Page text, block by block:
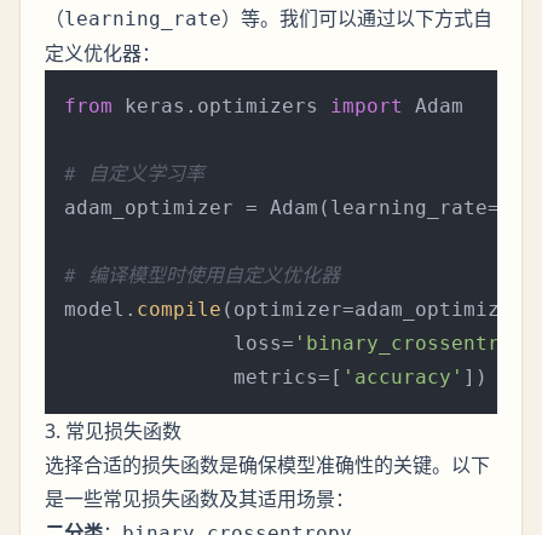
（learning_rate）等。我们可以通过以下方式自
定义优化器：
from keras.optimizers import Adam
# 自定义学习率
adam_optimizer = Adam(learning_rate=
# 编译模型时使用自定义优化器
model. compile (optimizer=adam_optimizer,
              loss=
              metrics=[
'accuracy'
3. 常见损失函数
选择合适的损失函数是确保模型准确性的关键。以下
是一些常见损失函数及其适用场景：